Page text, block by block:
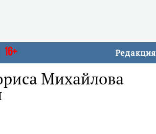
Редакция
16+
Михайлова